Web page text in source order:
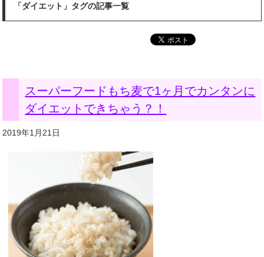
「ダイエット」タグの記事一覧
スーパーフードもち麦で1ヶ月でカンタンに
ダイエットできちゃう？！
2019年1月21日